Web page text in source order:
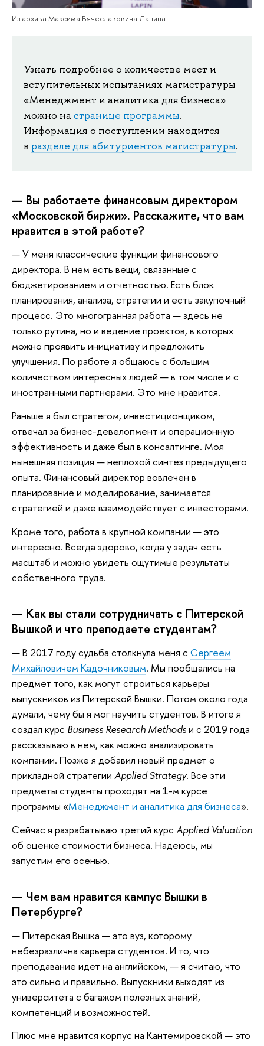
Из архива Максима Вячеславовича Лапина
Узнать подробнее о количестве мест и
вступительных испытаниях магистратуры
«Менеджмент и аналитика для бизнеса»
можно на странице программы.
Информация о поступлении находится
в разделе для абитуриентов магистратуры.
— Вы работаете финансовым директором
«Московской биржи». Расскажите, что вам
нравится в этой работе?
— У меня классические функции финансового
директора. В нем есть вещи, связанные c
бюджетированием и отчетностью. Есть блок
планирования, анализа, стратегии и есть закупочный
процесс. Это многогранная работа — здесь не
только рутина, но и ведение проектов, в которых
можно проявить инициативу и предложить
улучшения. По работе я общаюсь с большим
количеством интересных людей — в том числе и с
иностранными партнерами. Это мне нравится.
Раньше я был стратегом, инвестиционщиком,
отвечал за бизнес-девелопмент и операционную
эффективность и даже был в консалтинге. Моя
нынешняя позиция — неплохой синтез предыдущего
опыта. Финансовый директор вовлечен в
планирование и моделирование, занимается
стратегией и даже взаимодействует с инвесторами.
Кроме того, работа в крупной компании — это
интересно. Всегда здорово, когда у задач есть
масштаб и можно увидеть ощутимые результаты
собственного труда.
— Как вы стали сотрудничать с Питерской
Вышкой и что преподаете студентам?
— В 2017 году судьба столкнула меня с Сергеем
Михайловичем Кадочниковым. Мы пообщались на
предмет того, как могут строиться карьеры
выпускников из Питерской Вышки. Потом около года
думали, чему бы я мог научить студентов. В итоге я
создал курс Business Research Methodsи с 2019 года
рассказываю в нем, как можно анализировать
компании. Позже я добавил новый предмет о
прикладной стратегии Applied Strategy. Все эти
предметы студенты проходят на 1-м курсе
программы «Менеджмент и аналитика для бизнеса».
Сейчас я разрабатываю третий курс Applied Valuation
об оценке стоимости бизнеса. Надеюсь, мы
запустим его осенью.
— Чем вам нравится кампус Вышки в
Петербурге?
— Питерская Вышка — это вуз, которому
небезразлична карьера студентов. И то, что
преподавание идет на английском, — я считаю, что
это сильно и правильно. Выпускники выходят из
университета с багажом полезных знаний,
компетенций и возможностей.
Плюс мне нравится корпус на Кантемировской — это